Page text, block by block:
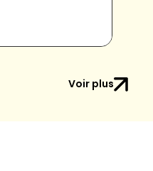
Voir plus